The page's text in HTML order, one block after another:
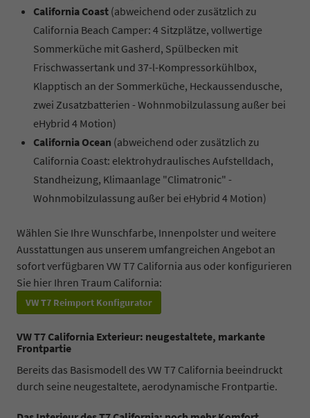
California Coast (abweichend oder zusätzlich zu
California Beach Camper: 4 Sitzplätze, vollwertige
Sommerküche mit Gasherd, Spülbecken mit
Frischwassertank und 37-l-Kompressorkühlbox,
Klapptisch an der Sommerküche, Heckaussendusche,
zwei Zusatzbatterien - Wohnmobilzulassung außer bei
eHybrid 4 Motion)
California Ocean (abweichend oder zusätzlich zu
California Coast: elektrohydraulisches Aufstelldach,
Standheizung, Klimaanlage "Climatronic" -
Wohnmobilzulassung außer bei eHybrid 4 Motion)
Wählen Sie Ihre Wunschfarbe, Innenpolster und weitere
Ausstattungen aus unserem umfangreichen Angebot an
sofort verfügbaren VW T7 California aus oder konfigurieren
Sie hier Ihren Traum California:
VW T7 Reimport Konfigurator
VW T7 California Exterieur: neugestaltete, markante
Frontpartie
Bereits das Basismodell des VW T7 California beeindruckt
durch seine neugestaltete, aerodynamische Frontpartie.